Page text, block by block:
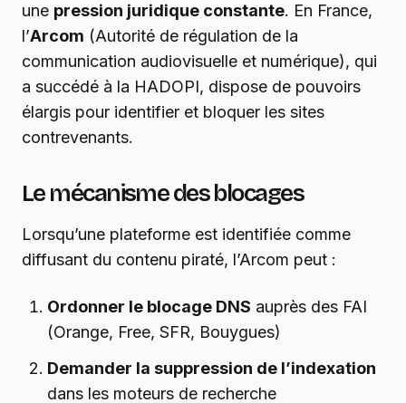
une pression juridique constante. En France,
l’Arcom (Autorité de régulation de la
communication audiovisuelle et numérique), qui
a succédé à la HADOPI, dispose de pouvoirs
élargis pour identifier et bloquer les sites
contrevenants.
Le mécanisme des blocages
Lorsqu’une plateforme est identifiée comme
diffusant du contenu piraté, l’Arcom peut :
Ordonner le blocage DNS auprès des FAI
(Orange, Free, SFR, Bouygues)
Demander la suppression de l’indexation
dans les moteurs de recherche